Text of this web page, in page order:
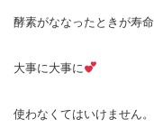
酵素がななったときが寿
大事に大事に
使わなくてはいけません。